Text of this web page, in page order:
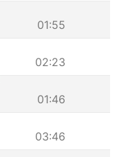
01:55
02:23
01:46
03:46